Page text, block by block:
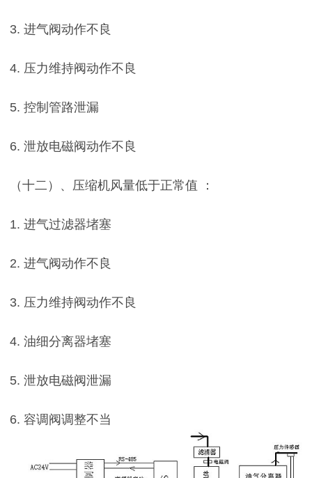
3. 进气阀动作不良
4. 压力维持阀动作不良
5. 控制管路泄漏
6. 泄放电磁阀动作不良
（十二）、压缩机风量低于正常值 ：
1. 进气过滤器堵塞
2. 进气阀动作不良
3. 压力维持阀动作不良
4. 油细分离器堵塞
5. 泄放电磁阀泄漏
6. 容调阀调整不当